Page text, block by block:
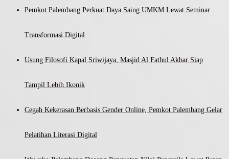
Pemkot Palembang Perkuat Daya Saing UMKM Lewat Seminar
Transformasi Digital
Usung Filosofi Kapal Sriwijaya, Masjid Al Fathul Akbar Siap
Tampil Lebih Ikonik
Cegah Kekerasan Berbasis Gender Online, Pemkot Palembang Gelar
Pelatihan Literasi Digital